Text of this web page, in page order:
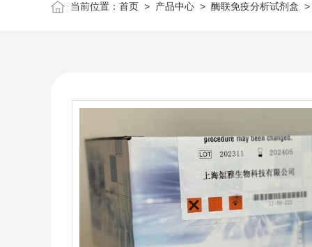
当前位置： 首页> 产品中心> 酶联免疫分析试剂盒